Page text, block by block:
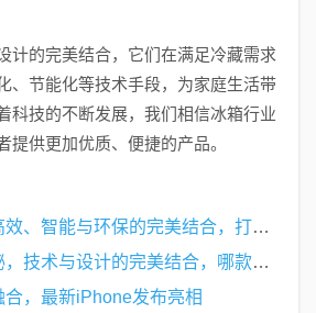
计的完美结合，它们在满足冷藏需求
、节能化等技术手段，为家庭生活带
科技的不断发展，我们相信冰箱行业
提供更加优质、便捷的产品。
新款电冰箱推荐，高效、智能与环保的完美结合，打造您的理想冰箱之选！
小米平板最新款揭秘，技术与设计的完美结合，哪款是最新力作？
，最新iPhone发布亮相